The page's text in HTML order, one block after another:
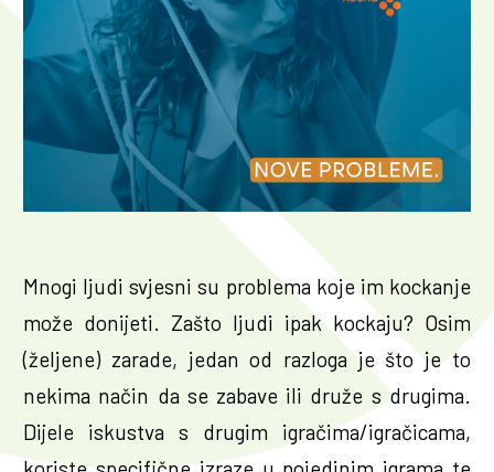
Mnogi ljudi svjesni su problema koje im kockanje
može donijeti. Zašto ljudi ipak kockaju? Osim
(željene) zarade, jedan od razloga je što je to
nekima način da se zabave ili druže s drugima.
Dijele iskustva s drugim igračima/igračicama,